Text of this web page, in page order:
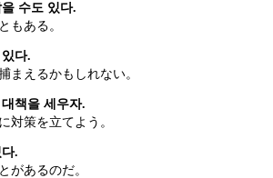
수도 있다.
もある。
다.
まえるかもしれない。
책을 세우자.
対策を立てよう。
.
があるのだ。